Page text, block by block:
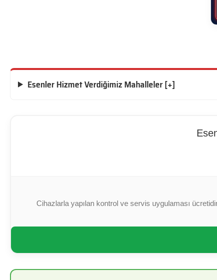
Esenler Hizmet Verdiğimiz Mahalleler [+]
Cihazlarla yapılan kontrol ve servis uygulaması